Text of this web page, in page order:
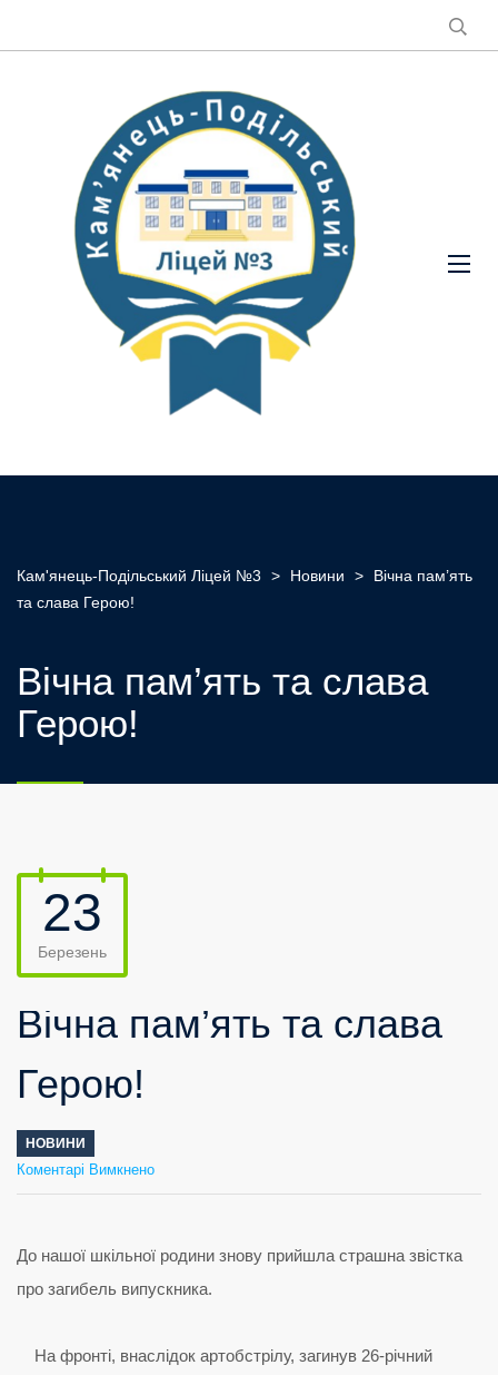
Кам'янець-Подільський Ліцей №3 > Новини >
Вічна пам’ять
та слава Герою!
Вічна пам’ять та слава
Герою!
23
Березень
Вічна пам’ять та слава
Герою!
НОВИНИ
Коментарі Вимкненодо
Вічна
пам’ять
Герою!
До нашої шкільної родини знову прийшла страшна звістка
про загибель випускника.
На фронті, внаслідок артобстрілу, загинув 26-річний